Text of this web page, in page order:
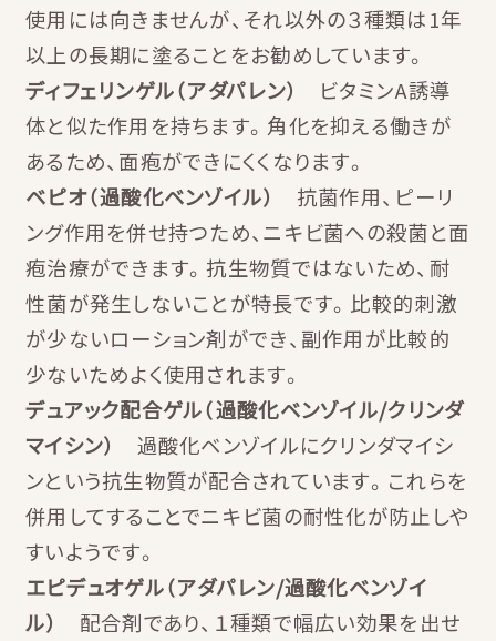
使用には向きませんが、それ以外の３種類は1年
以上の長期に塗ることをお勧めしています。
ディフェリンゲル（アダパレン）
ビタミンA誘導
体と似た作用を持ちます。角化を抑える働きが
あるため、面疱ができにくくなります。
ベピオ（過酸化ベンゾイル）
抗菌作用、ピーリ
ング作用を併せ持つため、ニキビ菌への殺菌と面
疱治療ができます。抗生物質ではないため、耐
性菌が発生しないことが特長です。比較的刺激
が少ないローション剤ができ、副作用が比較的
少ないためよく使用されます。
デュアック配合ゲル（過酸化ベンゾイル/クリンダ
マイシン）
過酸化ベンゾイルにクリンダマイシ
ンという抗生物質が配合されています。これらを
併用してすることでニキビ菌の耐性化が防止しや
すいようです。
エピデュオゲル（アダパレン/過酸化ベンゾイ
ル）
配合剤であり、１種類で幅広い効果を出せ